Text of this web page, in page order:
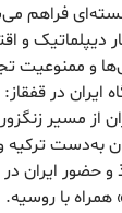
فراهم
و
و ممنوعیت
ایران در قفقاز:
به‌دست ترکیه و
حضور ایران
با روسیه.